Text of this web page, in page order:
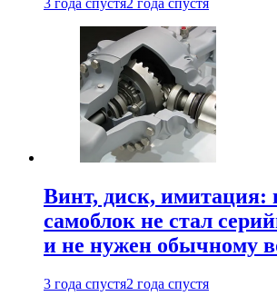
3 года спустя2 года спустя
Винт, диск, имитация:
самоблок не стал
и не нужен обычному
3 года спустя2 года спустя